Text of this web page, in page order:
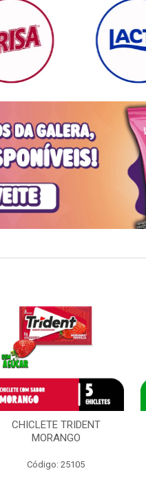
CHICLETE TRIDENT
MORANGO
Código: 25105